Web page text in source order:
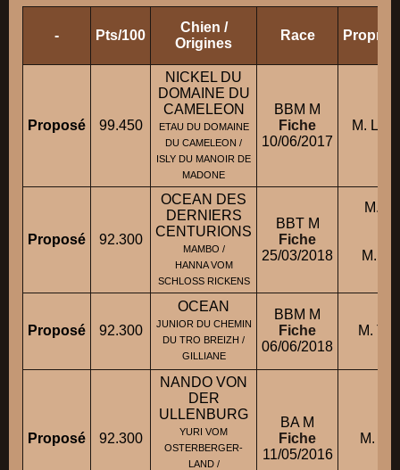
- Pts/100
Chien /
Origines
Race
Proposé 99.450
NICKEL DU
DOMAINE DU
CAMELEON
ETAU DU DOMAINE
DU CAMELEON /
ISLY DU MANOIR DE
MADONE
BBM M
Fiche
10/06/2017
M. LE
Proposé 92.300
OCEAN DES
DERNIERS
CENTURIONS
MAMBO /
HANNA VOM
SCHLOSS RICKENS
BBT M
Fiche
25/03/2018
M.
M.
Proposé 92.300
OCEAN
JUNIOR DU CHEMIN
DU TRO BREIZH /
GILLIANE
BBM M
Fiche
06/06/2018
M.
Proposé 92.300
NANDO VON
DER
ULLENBURG
YURI VOM
OSTERBERGER-
LAND /
BA M
Fiche
11/05/2016
M.